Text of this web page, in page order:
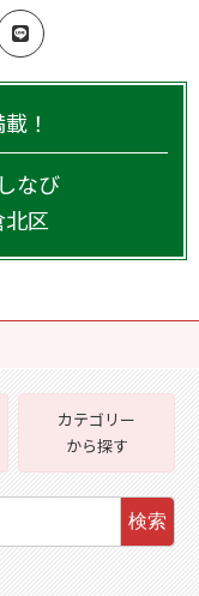
！
なび
北区
カテゴリー
から探す
検索